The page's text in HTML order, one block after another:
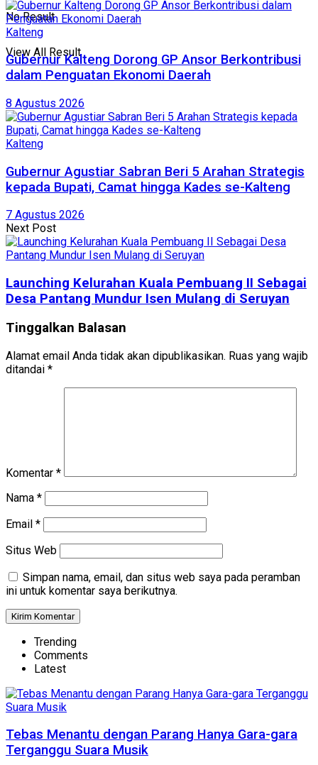
No Result
View All Result
Kalteng
Gubernur Kalteng Dorong GP Ansor Berkontribusi
dalam Penguatan Ekonomi Daerah
8 Agustus 2026
Kalteng
Gubernur Agustiar Sabran Beri 5 Arahan Strategis
kepada Bupati, Camat hingga Kades se-Kalteng
7 Agustus 2026
Next Post
Launching Kelurahan Kuala Pembuang II Sebagai
Desa Pantang Mundur Isen Mulang di Seruyan
Tinggalkan Balasan
Alamat email Anda tidak akan dipublikasikan. Ruas yang wajib
ditandai *
Komentar *
Nama *
Email *
Situs Web
Simpan nama, email, dan situs web saya pada peramban
ini untuk komentar saya berikutnya.
Trending
Comments
Latest
Tebas Menantu dengan Parang Hanya Gara-gara
Terganggu Suara Musik